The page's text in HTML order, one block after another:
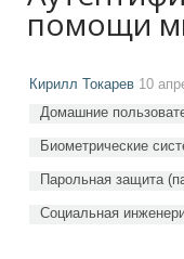
помощи
Кирилл Токарев 10
Домашние
Биометрические
Парольная защита
Социальная